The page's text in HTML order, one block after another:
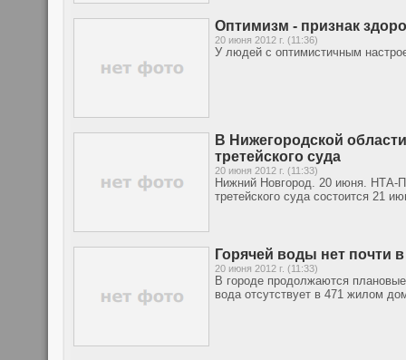
Оптимизм - признак
20 июня 2012 г. (11:36)
У людей с оптимистичным
В Нижегородской
третейского суда
20 июня 2012 г. (11:33)
Нижний Новгород. 20 июня. НТА-
третейского суда состоится 21
Горячей воды нет почти
20 июня 2012 г. (11:33)
В городе продолжаются
вода отсутствует в 471 жилом